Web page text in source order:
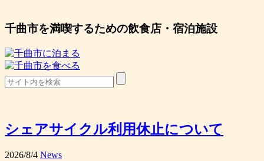
千曲市を満喫するための飲食店・宿泊施設
シェアサイクル利用休止について
2026/8/4 News